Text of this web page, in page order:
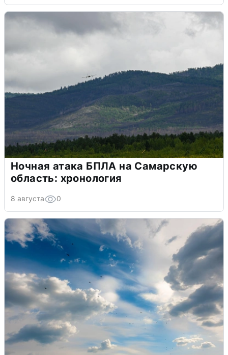
Ночная атака БПЛА на Самарскую
область: хронология
8 августа 0